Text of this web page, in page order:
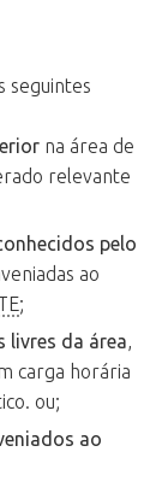
seguintes
na área de
relevante
pelo
ao
;
livres da área,
carga horária
ou;
ao